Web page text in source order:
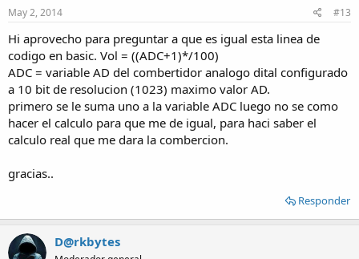
May 2, 2014 #13
Hi aprovecho para preguntar a que es igual esta linea de
codigo en basic. Vol = ((ADC+1)*/100)
ADC = variable AD del combertidor analogo dital configurado
a 10 bit de resolucion (1023) maximo valor AD.
primero se le suma uno a la variable ADC luego no se como
hacer el calculo para que me de igual, para haci saber el
calculo real que me dara la combercion.
gracias..
Responder
D@rkbytes